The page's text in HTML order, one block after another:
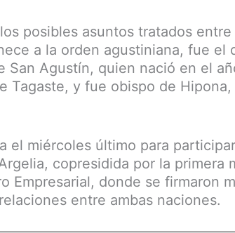
posibles asuntos tratados entre
a la orden agustiniana, fue el
San Agustín, quien nació en el
Tagaste, y fue obispo de Hipona,
el miércoles último para
copresidida por la primera
Empresarial, donde se firmaron
entre ambas naciones.